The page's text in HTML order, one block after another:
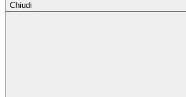
Chiudi